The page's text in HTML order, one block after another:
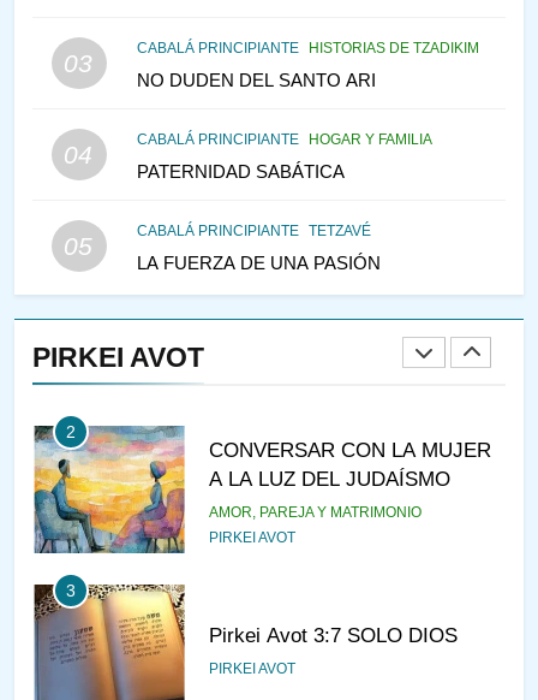
03
CABALÁ PRINCIPIANTE HISTORIAS DE TZADIKIM
NO DUDEN DEL SANTO ARI
04
CABALÁ PRINCIPIANTE HOGAR Y FAMILIA
PATERNIDAD SABÁTICA
05
CABALÁ PRINCIPIANTE TETZAVÉ
LA FUERZA DE UNA PASIÓN
PIRKEI AVOT
PENSAMIENTO JUDÍO PIRKEI AVOT
VEAMOS ¿POR QUÉ
IEHOSHÚA? Y LA QUEJA DE
1
RAZI ¿QUIÉN ES SABIO?
2
CONVERSAR CON LA MUJER
A LA LUZ DEL JUDAÍSMO
AMOR, PAREJA Y MATRIMONIO
PIRKEI AVOT
3
Pirkei Avot 3:7 SOLO DIOS
PIRKEI AVOT